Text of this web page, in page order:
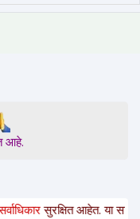
आहे.
आहेत. या साईटवरचे